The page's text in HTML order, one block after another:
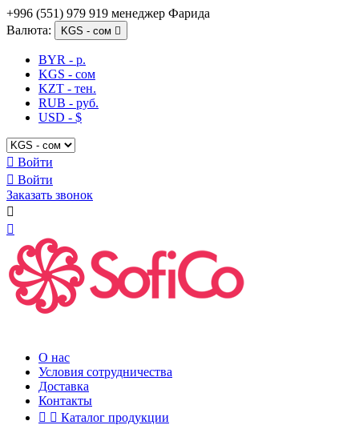
+996 (551) 979 919 менеджер Фарида
Валюта:
KGS - сом 
BYR - р.
KGS - сом
KZT - тен.
RUB - руб.
USD - $
 Войти
 Войти
Заказать звонок


О нас
Условия сотрудничества
Доставка
Контакты
  Каталог продукции